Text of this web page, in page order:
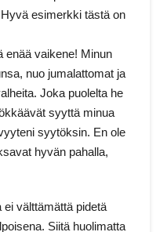
esimerkki tästä on
enää vaikene! Minun
nuo jumalattomat ja
Joka puolelta he
syyttä minua
syytöksin. En ole
hyvän pahalla,
välttämättä pidetä
Siitä huolimatta